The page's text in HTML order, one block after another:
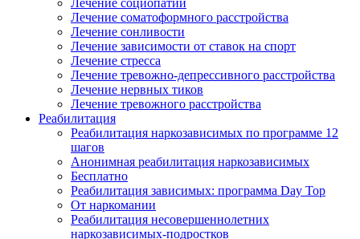
Лечение соматоформного расстройства
Лечение сонливости
Лечение зависимости от ставок на спорт
Лечение стресса
Лечение тревожно-депрессивного расстройства
Лечение нервных тиков
Лечение тревожного расстройства
Реабилитация
Реабилитация наркозависимых по программе 12
шагов
Анонимная реабилитация наркозависимых
Бесплатно
Реабилитация зависимых: программа Day Top
От наркомании
Реабилитация несовершеннолетних
наркозависимых-подростков